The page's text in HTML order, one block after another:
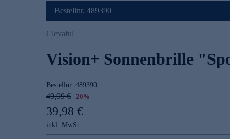
Bestellnr. 489390
Clevaful
Vision+ Sonnenbrille
Bestellnr. 489390
49,99 € -20%
39,98 €
inkl. MwSt.